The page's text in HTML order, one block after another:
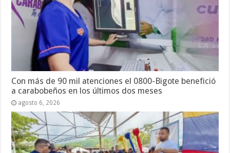
Con más de 90 mil atenciones el 0800-Bigote benefició
a carabobeños en los últimos dos meses
agosto 6, 2026